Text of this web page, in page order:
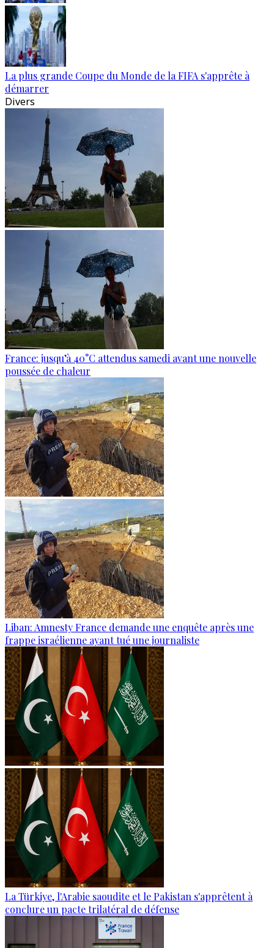
La plus grande Coupe du Monde de la FIFA s'apprête à
démarrer
Divers
France: jusqu’à 40°C attendus samedi avant une nouvelle
poussée de chaleur
Liban: Amnesty France demande une enquête après une
frappe israélienne ayant tué une journaliste
La Türkiye, l'Arabie saoudite et le Pakistan s'apprêtent à
conclure un pacte trilatéral de défense